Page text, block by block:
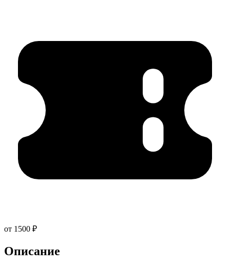
от 1500 ₽
Описание